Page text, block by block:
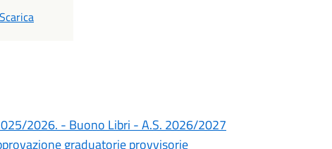
PDF
Scarica
2026. - Buono Libri - A.S. 2026/2027
graduatorie provvisorie